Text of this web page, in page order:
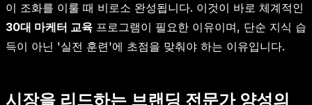
이 조화를 이룰 때 비로소 완성됩니다. 이것이 바로 체계적인
30대 마케터 교육 프로그램이 필요한 이유이며, 단순 지식 습
득이 아닌 '실전 훈련'에 초점을 맞춰야 하는 이유입니다.
시장을 리드하는 브랜딩 전문가 양성의